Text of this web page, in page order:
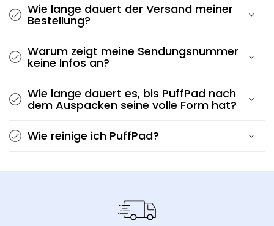
Wie lange dauert der Versand meiner
Bestellung?
Warum zeigt meine Sendungsnummer
keine Infos an?
Wie lange dauert es, bis PuffPad nach
dem Auspacken seine volle Form hat?
Wie reinige ich PuffPad?